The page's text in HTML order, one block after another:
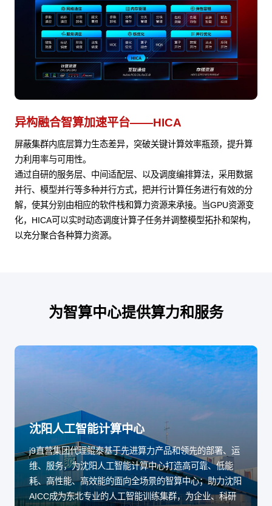
异构融合智算加速平台——HICA
屏蔽集群内底层算力生态差异，突破关键计算效率瓶颈，提升算
力利用率与可用性。
通过自研的服务层、中间适配层、以及调度编排算法，采用数据
并行、模型并行等多种并行方式，把并行计算任务进行有效的分
解，使其分别由相应的软件栈和算力资源来承接。当GPU资源变
化，HICA可以实时动态调度计算子任务并调整模型拓扑和架构，
以充分聚合各种算力资源。
为智算中心提供算力和服务
沈阳人工智能计算中心
j9直营集团代理鲲泰基于先进算力产品和领先的部署、运
维、服务，为沈阳人工智能计算中心打造高可靠、低能
耗、高性能、高效能的面向全场景的智算中心；助力沈阳
AICC成为东北专业的人工智能训练集群，为企业、科研